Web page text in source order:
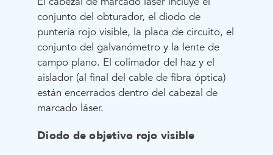
conjunto del obturador, el diodo de
puntería rojo visible, la placa de circuito, el
conjunto del galvanómetro y la lente de
campo plano. El colimador del haz y el
aislador (al final del cable de fibra óptica)
están encerrados dentro del cabezal de
marcado láser.
Diodo de objetivo rojo visible